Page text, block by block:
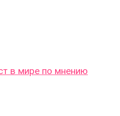
в мире по мнению